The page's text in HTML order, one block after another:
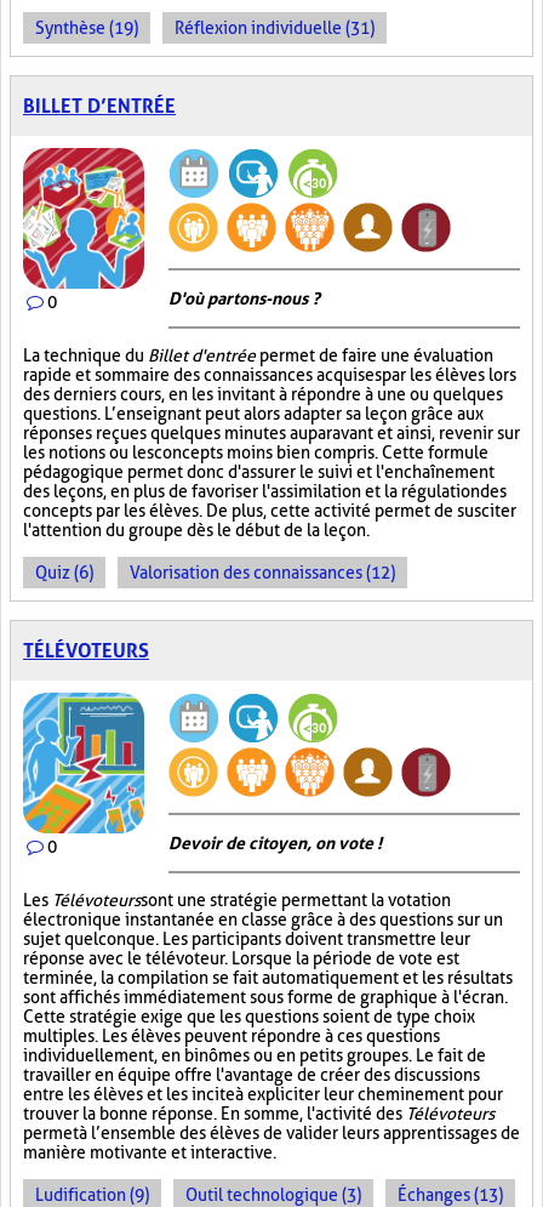
Synthèse (19) Réflexion individuelle (31)
BILLET D’ENTRÉE
0 D'où partons-nous ?
La technique du Billet d'entréepermet de faire une évaluation
rapide et sommaire des connaissances acquises par les élèves lors
des derniers cours, en les invitant à répondre à une ou quelques
questions. L’enseignant peut alors adapter sa leçon grâce aux
réponses reçues quelques minutes auparavant et ainsi, revenir sur
les notions ou les concepts moins bien compris. Cette formule
pédagogique permet donc d'assurer le suivi et l'enchaînement
des leçons, en plus de favoriser l'assimilation et la régulation des
concepts par les élèves. De plus, cette activité permet de susciter
l'attention du groupe dès le début de la leçon.
Quiz (6) Valorisation des connaissances (12)
TÉLÉVOTEURS
0 Devoir de citoyen, on vote !
Les Télévoteurssont une stratégie permettant la votation
électronique instantanée en classe grâce à des questions sur un
sujet quelconque. Les participants doivent transmettre leur
réponse avec le télévoteur. Lorsque la période de vote est
terminée, la compilation se fait automatiquement et les résultats
sont affichés immédiatement sous forme de graphique à l'écran.
Cette stratégie exige que les questions soient de type choix
multiples. Les élèves peuvent répondre à ces questions
individuellement, en binômes ou en petits groupes. Le fait de
travailler en équipe offre l'avantage de créer des discussions
entre les élèves et les incite à expliciter leur cheminement pour
trouver la bonne réponse. En somme, l'activité des Télévoteurs
permet à l’ensemble des élèves de valider leurs apprentissages de
manière motivante et interactive.
Ludification (9) Outil technologique (3) Échanges (13)